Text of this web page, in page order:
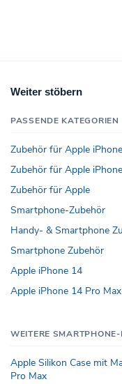
Weiter stöbern
PASSENDE KATEGORIEN
Zubehör für Apple
Zubehör für Apple
Zubehör für Apple
Smartphone-Zubehör
Handy- & Smartphone
Smartphone Zubehör
Apple iPhone 14
Apple iPhone 14 Pro Max
WEITERE
Apple Silikon Case mit
Pro Max